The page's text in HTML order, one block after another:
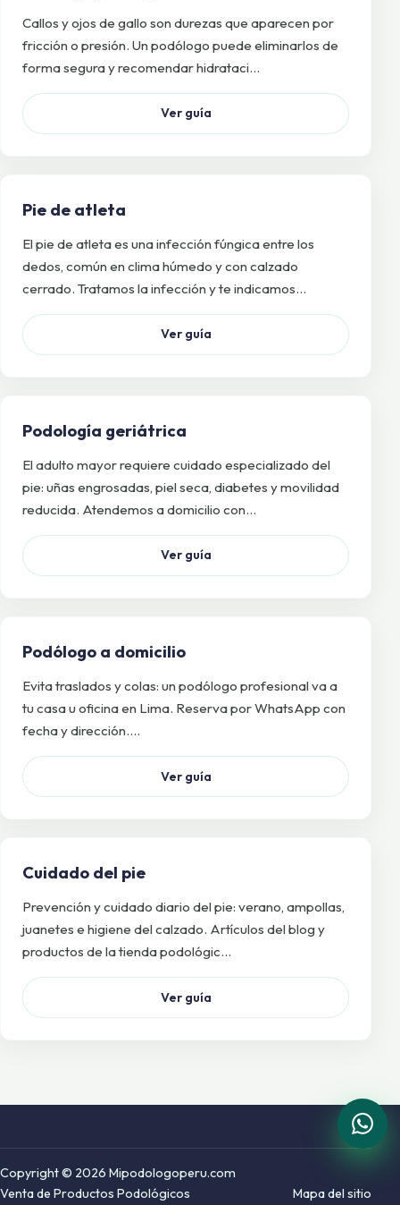
Callos y ojos de gallo son durezas que aparecen por
fricción o presión. Un podólogo puede eliminarlos de
forma segura y recomendar hidrataci…
Ver guía
Pie de atleta
El pie de atleta es una infección fúngica entre los
dedos, común en clima húmedo y con calzado
cerrado. Tratamos la infección y te indicamos…
Ver guía
Podología geriátrica
El adulto mayor requiere cuidado especializado del
pie: uñas engrosadas, piel seca, diabetes y movilidad
reducida. Atendemos a domicilio con…
Ver guía
Podólogo a domicilio
Evita traslados y colas: un podólogo profesional va a
tu casa u oficina en Lima. Reserva por WhatsApp con
fecha y dirección.…
Ver guía
Cuidado del pie
Prevención y cuidado diario del pie: verano, ampollas,
juanetes e higiene del calzado. Artículos del blog y
productos de la tienda podológic…
Ver guía
Copyright © 2026 Mipodologoperu.com
Venta de Productos Podológicos
Mapa del sitio